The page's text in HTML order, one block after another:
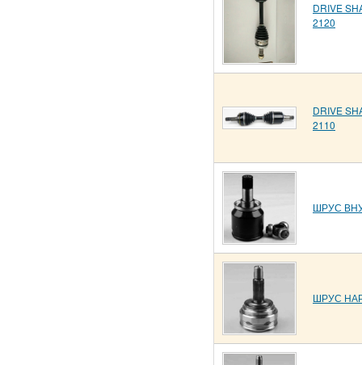
DRIVE
2120
DRIVE
2110
ШРУС
ШРУС